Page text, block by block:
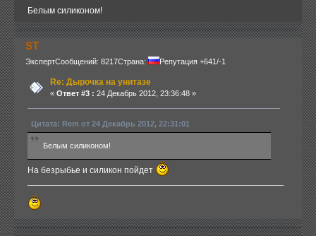
Белым силиконом!
ST
ЭкспертСообщений: 8217Страна: Репутация +641/-1
Re: Дырочка на унитазе
« Ответ #3 : 24 Декабрь 2012, 23:36:48 »
Цитата: Rem от 24 Декабрь 2012, 22:31:01
Белым силиконом!
На безрыбье и силикон пойдет